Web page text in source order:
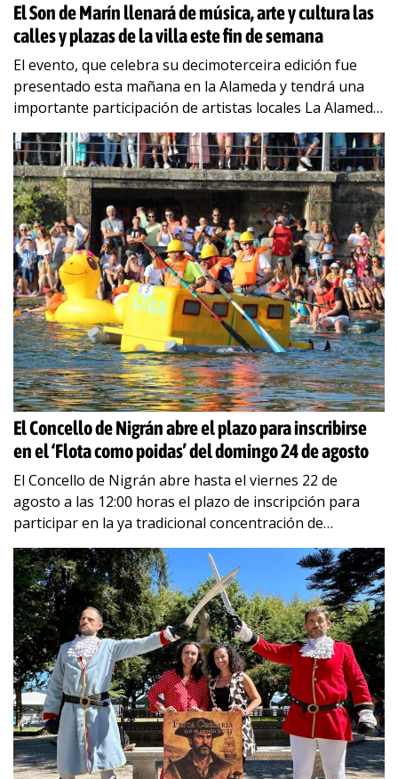
El Son de Marín llenará de música, arte y cultura las
calles y plazas de la villa este fin de semana
El evento, que celebra su decimoterceira edición fue
presentado esta mañana en la Alameda y tendrá una
importante participación de artistas locales La Alameda
de Marín acogió esta mañana a…
El Concello de Nigrán abre el plazo para inscribirse
en el ‘Flota como poidas’ del domingo 24 de agosto
El Concello de Nigrán abre hasta el viernes 22 de
agosto a las 12:00 horas el plazo de inscripción para
participar en la ya tradicional concentración de
“artefactos flotantes” llamada…